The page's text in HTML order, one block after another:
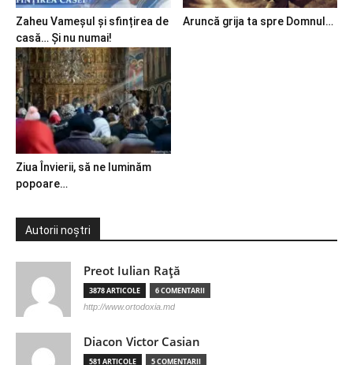
Zaheu Vameșul și sfințirea de
casă… Și nu numai!
Aruncă grija ta spre Domnul…
Ziua Învierii, să ne luminăm
popoare…
Autorii noștri
Preot Iulian Raţă
3878 ARTICOLE 6 COMENTARII
http://www.ortodoxia.md
Diacon Victor Casian
581 ARTICOLE 5 COMENTARII